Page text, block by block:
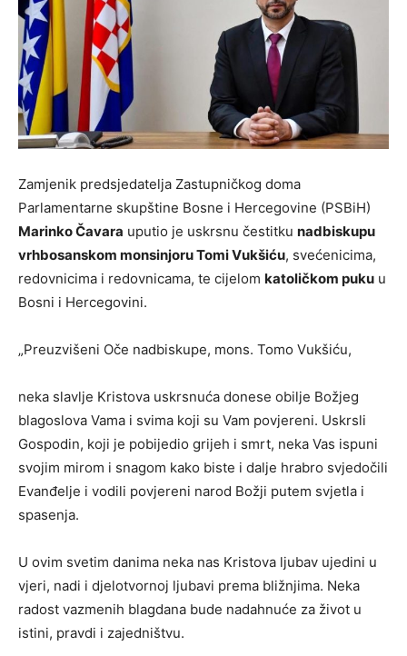
Zamjenik predsjedatelja Zastupničkog doma
Parlamentarne skupštine Bosne i Hercegovine (PSBiH)
Marinko Čavara uputio je uskrsnu čestitku nadbiskupu
vrhbosanskom monsinjoru Tomi Vukšiću, svećenicima,
redovnicima i redovnicama, te cijelom katoličkom puku u
Bosni i Hercegovini.
„Preuzvišeni Oče nadbiskupe, mons. Tomo Vukšiću,
neka slavlje Kristova uskrsnuća donese obilje Božjeg
blagoslova Vama i svima koji su Vam povjereni. Uskrsli
Gospodin, koji je pobijedio grijeh i smrt, neka Vas ispuni
svojim mirom i snagom kako biste i dalje hrabro svjedočili
Evanđelje i vodili povjereni narod Božji putem svjetla i
spasenja.
U ovim svetim danima neka nas Kristova ljubav ujedini u
vjeri, nadi i djelotvornoj ljubavi prema bližnjima. Neka
radost vazmenih blagdana bude nadahnuće za život u
istini, pravdi i zajedništvu.